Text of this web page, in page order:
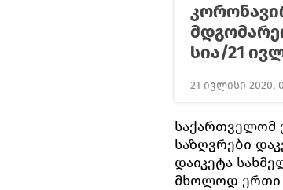
სია/21
21 ივლისი 2020,
საქართველომ
საზღვრები
დაიკეტა
მხოლოდ ერთი